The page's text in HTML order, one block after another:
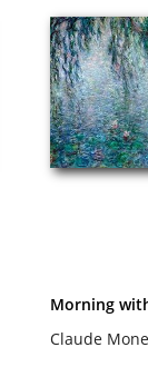
Morning
Claude